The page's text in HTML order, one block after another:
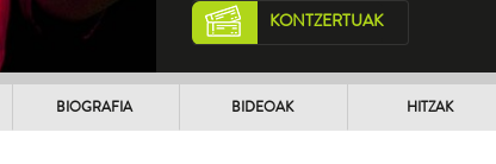
KONTZERTUAK
BIOGRAFIA BIDEOAK HITZAK